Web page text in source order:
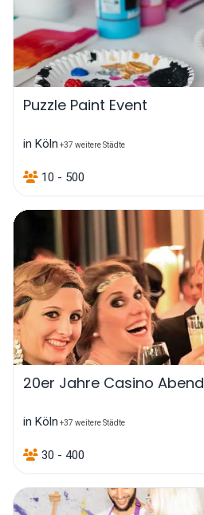
Puzzle Paint Event
in Köln +37 weitere Städte
10 - 500
20er Jahre Casino Abend
in Köln +37 weitere Städte
30 - 400